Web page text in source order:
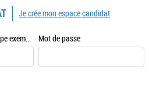
Identifiant (email, de type exemple@exemple.fr) Mot de passe
Je crée mon espace candidat